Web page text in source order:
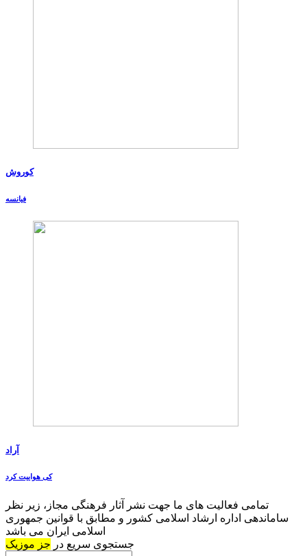
کوروش
فیانسه
آراد
کی هواییت کرد
تمامی فعالیت های ما جهت نشر آثار فرهنگی مجاز، زیر نظر
ساماندهی اداره ارشاد اسلامی کشور و مطابق با قوانین جمهوری
اسلامی ایران می باشد
جستجوی سریع در جز موزیک